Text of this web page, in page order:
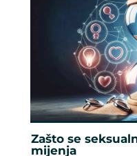
Zašto se
mijenja